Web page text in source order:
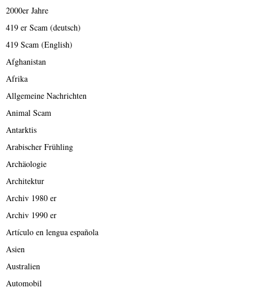
2000er Jahre
419 er Scam (deutsch)
419 Scam (English)
Afghanistan
Afrika
Allgemeine Nachrichten
Animal Scam
Antarktis
Arabischer Frühling
Archäologie
Architektur
Archiv 1980 er
Archiv 1990 er
Artículo en lengua española
Asien
Australien
Automobil